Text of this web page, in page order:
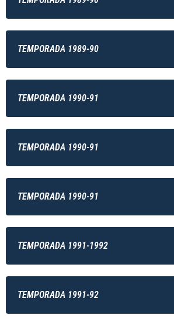
TEMPORADA 1989-90
TEMPORADA 1990-91
TEMPORADA 1990-91
TEMPORADA 1990-91
TEMPORADA 1991-1992
TEMPORADA 1991-92